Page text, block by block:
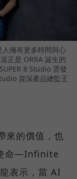
擁有更多時間與心
正是 ORRA 誕生的
8 Studio 雲發
資深產品總監王
來的價值，也
命—Infinite
表示，當 AI